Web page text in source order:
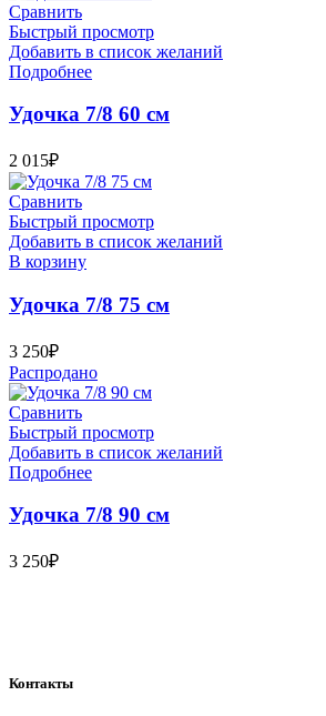
Сравнить
Быстрый просмотр
Добавить в список желаний
Подробнее
Удочка 7/8 60 см
2 015₽
Сравнить
Быстрый просмотр
Добавить в список желаний
В корзину
Удочка 7/8 75 см
3 250₽
Распродано
Сравнить
Быстрый просмотр
Добавить в список желаний
Подробнее
Удочка 7/8 90 см
3 250₽
Контакты